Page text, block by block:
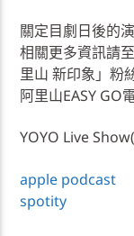
關定目劇日後的
相關更多資訊請
里山 新印象」粉
阿里山EASY GO
YOYO Live
apple podcast
spotity